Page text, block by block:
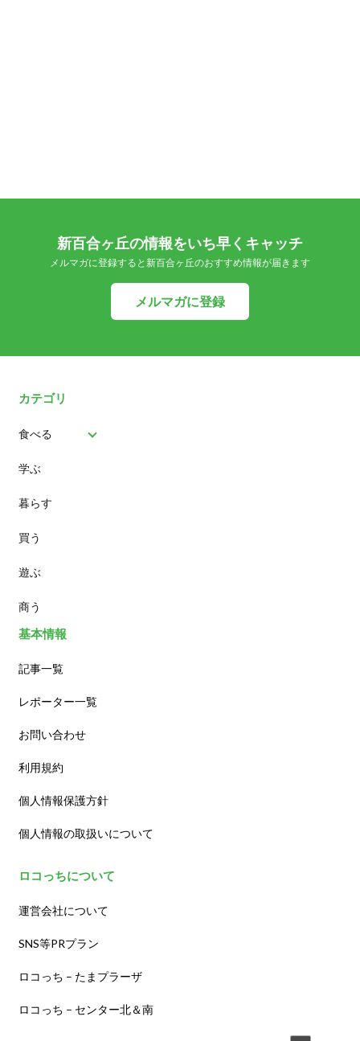
新百合ヶ丘の情報をいち早くキャッチ
メルマガに登録すると新百合ヶ丘のおすすめ情報が届きます
メルマガに登録
カテゴリ
食べる
パン
スイーツ
ランチ
カフェ
学ぶ
暮らす
買う
遊ぶ
商う
基本情報
記事一覧
レポーター一覧
お問い合わせ
利用規約
個人情報保護方針
個人情報の取扱いについて
ロコっちについて
運営会社について
SNS等PRプラン
ロコっち – たまプラーザ
ロコっち – センター北＆南